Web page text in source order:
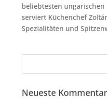
beliebtesten ungarischen
serviert Küchenchef
Spezialitäten und
Neueste